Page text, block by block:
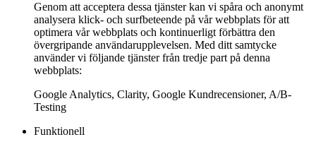
Genom att acceptera dessa tjänster kan vi spåra och anonymt
analysera klick- och surfbeteende på vår webbplats för att
optimera vår webbplats och kontinuerligt förbättra den
övergripande användarupplevelsen. Med ditt samtycke
använder vi följande tjänster från tredje part på denna
webbplats:
Google Analytics, Clarity, Google Kundrecensioner, A/B-
Testing
Funktionell